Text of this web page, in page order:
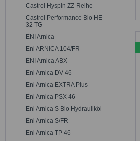
Castrol Hyspin ZZ-Reihe
Castrol Performance Bio HE
32 TG
ENI Arnica
Eni ARNICA 104/FR
ENI Arnica ABX
Eni Arnica DV 46
Eni Arnica EXTRA Plus
Eni Arnica PSX 46
Eni Arnica S Bio Hydrauliköl
Eni Arnica S/FR
Eni Arnica TP 46